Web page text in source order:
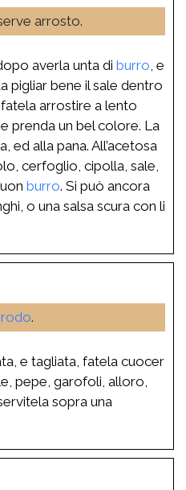
arrosto.
averla unta di burro , e
pigliar bene il sale dentro
arrostire a lento
prenda un bel colore. La
ed alla pana. All’acetosa
cerfoglio, cipolla, sale,
burro. Si può ancora
o una salsa scura con li
.
e tagliata, fatela cuocer
pepe, garofoli, alloro,
sopra una